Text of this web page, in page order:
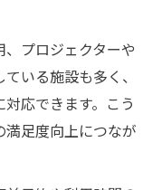
プロジェクターや
いる施設も多く、
応できます。こう
満足度向上につなが